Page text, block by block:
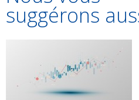
suggérons